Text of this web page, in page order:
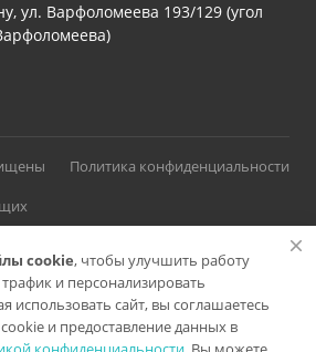
ул. Варфоломеева 193/129 (угол
Политика конфиденциальности
cookie, чтобы улучшить работу
и персонализировать
использовать сайт, вы соглашаетесь
и предоставление данных в